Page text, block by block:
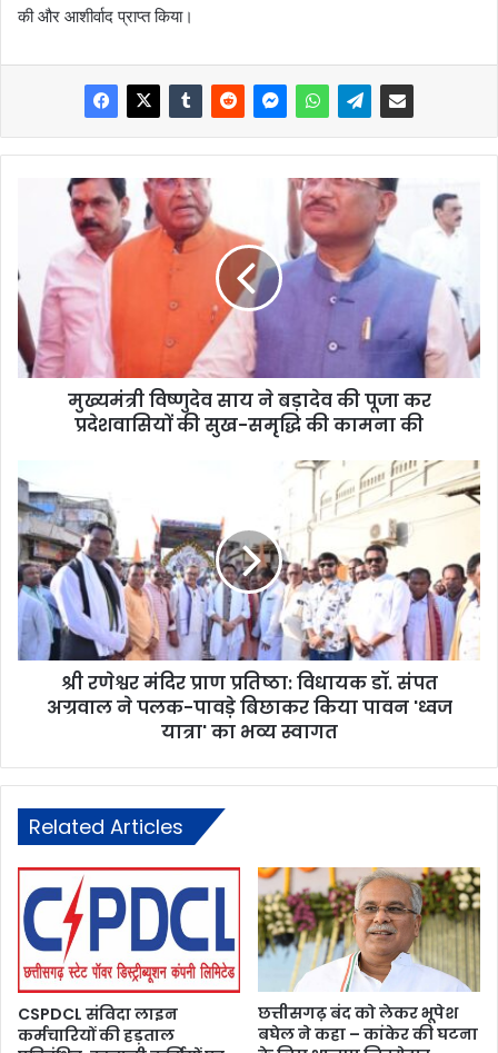
की और आशीर्वाद प्राप्त किया।
मुख्यमंत्री विष्णुदेव साय ने बड़ादेव की पूजा कर
प्रदेशवासियों की सुख-समृद्धि की कामना की
श्री रणेश्वर मंदिर प्राण प्रतिष्ठा: विधायक डॉ. संपत
अग्रवाल ने पलक-पावड़े बिछाकर किया पावन 'ध्वज
यात्रा' का भव्य स्वागत
Related Articles
CSPDCL संविदा लाइन
कर्मचारियों की हड़ताल
छत्तीसगढ़ बंद को लेकर भूपेश
बघेल ने कहा – कांकेर की घटना